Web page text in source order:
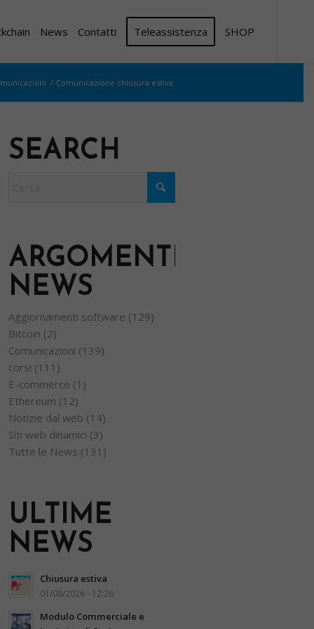
News Contatti Teleassistenza SHOP
/ Comunicazione chiusura estiva
SEARCH
ARGOMENTI
NEWS
Aggiornamenti software (129)
Bitcoin (2)
Comunicazioni (139)
corsi (111)
E-commerce (1)
Ethereum (12)
Notizie dal web (14)
Siti web dinamici (3)
Tutte le News (131)
ULTIME
NEWS
Chiusura estiva
01/08/2026 - 12:26
Modulo Commerciale e